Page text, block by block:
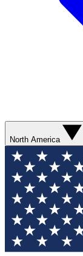
North America